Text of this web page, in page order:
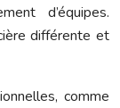
d’équipes.
différente et
comme